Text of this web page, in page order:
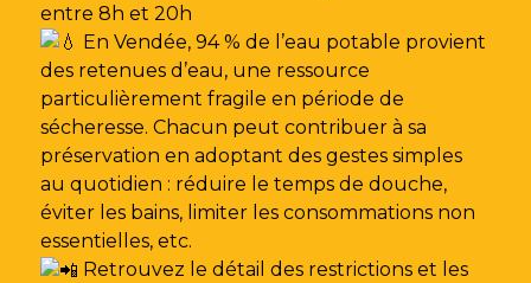
entre 8h et 20h
En Vendée, 94 % de l’eau potable provient
des retenues d’eau, une ressource
particulièrement fragile en période de
sécheresse. Chacun peut contribuer à sa
préservation en adoptant des gestes simples
au quotidien : réduire le temps de douche,
éviter les bains, limiter les consommations non
essentielles, etc.
Retrouvez le détail des restrictions et les